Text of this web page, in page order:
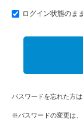
ログイン状態のま
パスワードを忘れた方は
※パスワードの変更は、